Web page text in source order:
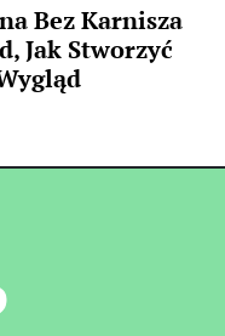
Bez Karnisza
Jak Stworzyć